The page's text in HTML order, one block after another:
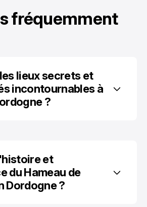
fréquemment
lieux secrets et
incontournables à
?
et
du Hameau de
Dordogne ?